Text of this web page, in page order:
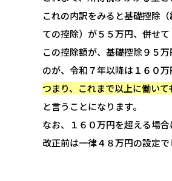
これの内訳をみると基礎控除
ての控除）が５５万円、併せて
この控除額が、基礎控除９５
のが、令和７年以降は１６０
つまり、これまで以上に働いて
と言うことになります。
なお、１６０万円を超える場
改正前は一律４８万円の設定